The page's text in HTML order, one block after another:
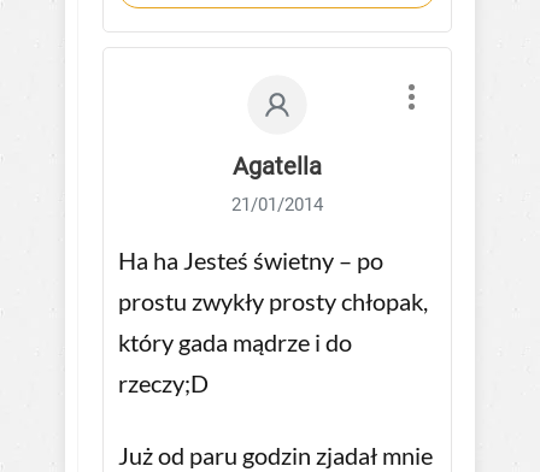
Agatella
21/01/2014
Ha ha Jesteś świetny – po
prostu zwykły prosty chłopak,
który gada mądrze i do
rzeczy;D
Już od paru godzin zjadał mnie